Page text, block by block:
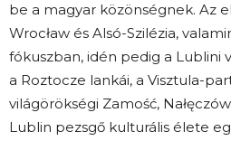
be a magyar közönségnek. Az
Wrocław és Alsó-Szilézia,
fókuszban, idén pedig a Lublini
a Roztocze lankái, a Visztula-
világörökségi Zamość,
Lublin pezsgő kulturális élete